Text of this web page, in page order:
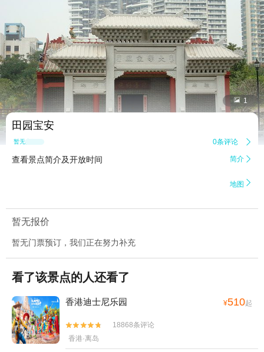
 1
田园宝安
暂无点评 0条评论 
查看景点简介及开放时间 简介 
地图 
暂无报价
暂无门票预订，我们正在努力补充
看了该景点的人还看了
香港迪士尼乐园 ¥510起


18868条评论
香港·离岛